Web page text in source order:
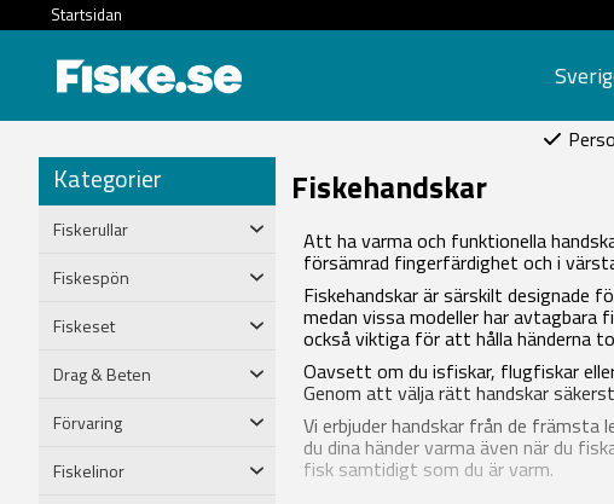
Startsidan
Kategorier
Fiskerullar
Fiskespön
Fiskeset
Drag & Beten
Förvaring
Fiskelinor
Fiskehandskar
Att ha varma och funktionella
försämrad fingerfärdighet och i
Fiskehandskar är särskilt designade
medan vissa modeller har
också viktiga för att hålla händerna
Oavsett om du isfiskar, flugfiskar
Genom att välja rätt handskar
Vi erbjuder handskar från de främsta
du dina händer varma även när du
fisk samtidigt som du är varm.